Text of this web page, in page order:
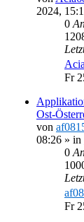
2024,
0
Fr
Ost-
von
08:26 » in
0
Fr